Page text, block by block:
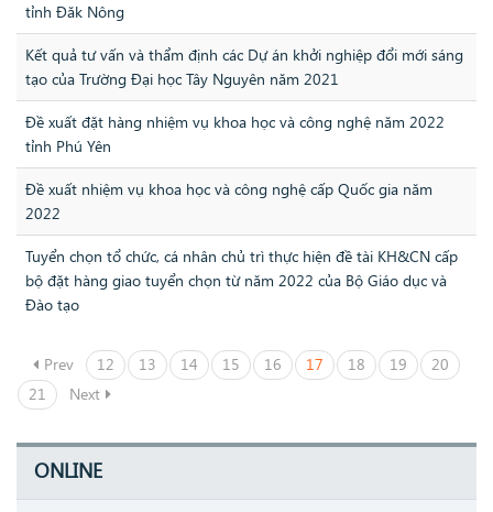
tỉnh Đăk Nông
Kết quả tư vấn và thẩm định các Dự án khởi nghiệp đổi mới sáng
tạo của Trường Đại học Tây Nguyên năm 2021
Đề xuất đặt hàng nhiệm vụ khoa học và công nghệ năm 2022
tỉnh Phú Yên
Đề xuất nhiệm vụ khoa học và công nghệ cấp Quốc gia năm
2022
Tuyển chọn tổ chức, cá nhân chủ trì thực hiện đề tài KH&CN cấp
bộ đặt hàng giao tuyển chọn từ năm 2022 của Bộ Giáo dục và
Đào tạo
Prev 12 13 14 15 16 17 18 19
20
21
Next
ONLINE